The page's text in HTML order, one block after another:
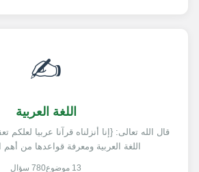
✍️
اللغة العربية
اللغة العربية ومعرفة قواعدها من
13 موضوع 780 سؤال